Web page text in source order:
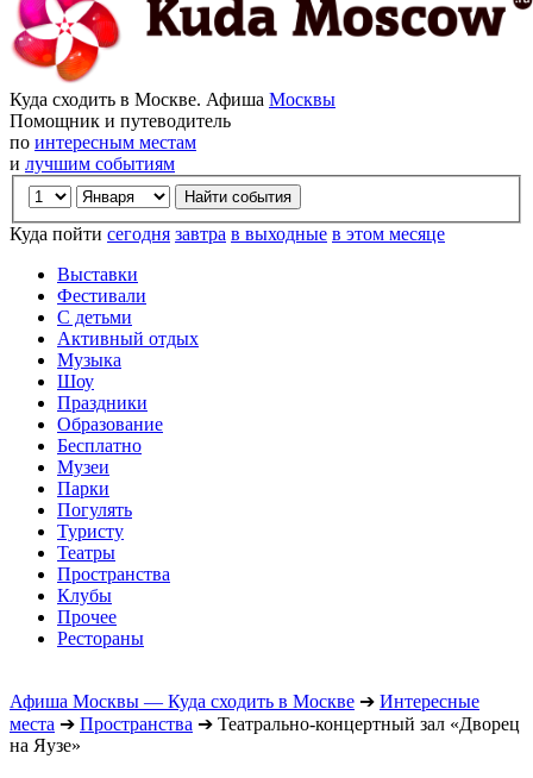
Куда сходить в Москве. Афиша Москвы
Помощник и путеводитель
по интересным местам
и лучшим событиям
Куда пойти сегодня завтра в выходные в этом месяце
Выставки
Фестивали
С детьми
Активный отдых
Музыка
Шоу
Праздники
Образование
Бесплатно
Музеи
Парки
Погулять
Туристу
Театры
Пространства
Клубы
Прочее
Рестораны
Афиша Москвы — Куда сходить в Москве ➔ Интересные
места ➔ Пространства ➔ Театрально-концертный зал «Дворец
на Яузе»